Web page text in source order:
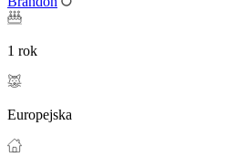
1 rok
Europejska